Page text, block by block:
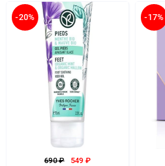
-20%
690 ₽ 549 ₽
-17%